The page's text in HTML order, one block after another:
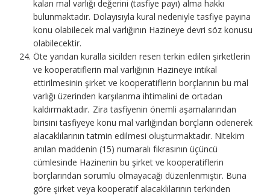
kalan mal varlığı değerini (tasfiye payı) alma hakkı
bulunmaktadır. Dolayısıyla kural nedeniyle tasfiye payına
konu olabilecek mal varlığının Hazineye devri söz konusu
olabilecektir.
Öte yandan kuralla sicilden resen terkin edilen şirketlerin
ve kooperatiflerin mal varlığının Hazineye intikal
ettirilmesinin şirket ve kooperatiflerin borçlarının bu mal
varlığı üzerinden karşılanma ihtimalini de ortadan
kaldırmaktadır. Zira tasfiyenin önemli aşamalarından
birisini tasfiyeye konu mal varlığından borçların ödenerek
alacaklılarının tatmin edilmesi oluşturmaktadır. Nitekim
anılan maddenin (15) numaralı fıkrasının üçüncü
cümlesinde Hazinenin bu şirket ve kooperatiflerin
borçlarından sorumlu olmayacağı düzenlenmiştir. Buna
göre şirket veya kooperatif alacaklılarının terkinden